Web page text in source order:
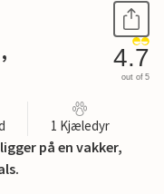
4.7
out of 5
1 Kjæledyr
på en vakker,